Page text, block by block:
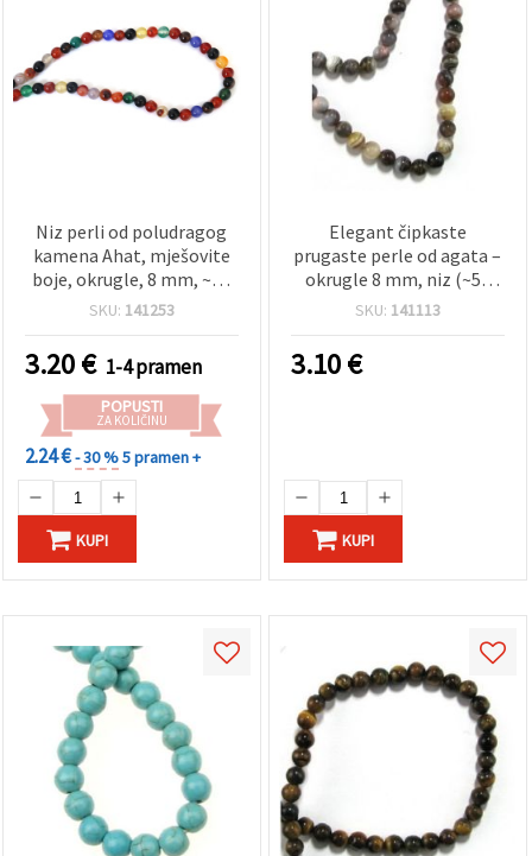
Niz perli od poludragog
kamena Ahat, mješovite
boje, okrugle, 8 mm, ~48
komada za izradu nakita
SKU: 141253
3.20€ 1-4 pramen
POPUSTI
ZA KOLIČINU
2.24 €- 30 %5 pramen +
KUPI
Elegant čipkaste
prugaste perle od agata –
okrugle 8 mm, niz (~50
kom) za izradu unikatnog
rukotvorine
SKU: 141113
3.10€
KUPI